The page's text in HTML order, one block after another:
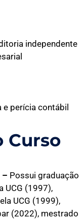
independente
perícia contábil
Curso
– Possui graduação
UCG (1997),
UCG (1999),
(2022), mestrado